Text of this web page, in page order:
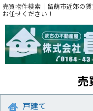
売買物件検索｜留萌市近郊の
お任せください！
売
戸建て